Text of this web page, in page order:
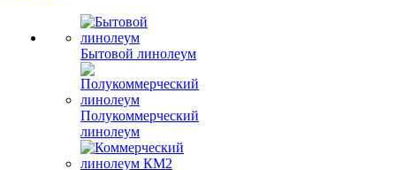
Бытовой линолеум
Полукоммерческий
линолеум